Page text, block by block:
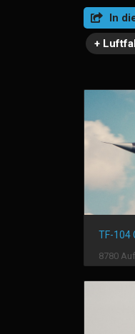
In
+
TF-104
8780